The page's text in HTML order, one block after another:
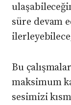
süre devam
Bu
maksimum
sesimizi